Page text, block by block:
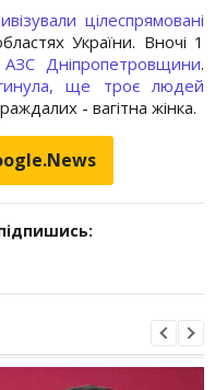
цілеспрямовані
України. Вночі 1
АЗС Дніпропетровщини.
ще троє людей
- вагітна жінка.